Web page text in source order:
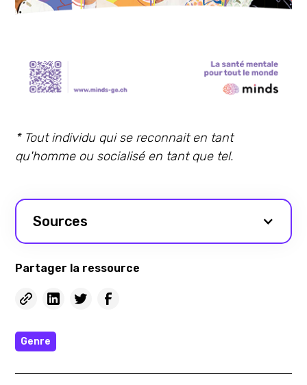
* Tout individu qui se reconnait en tant
qu'homme ou socialisé en tant que tel.
Sources
Partager la ressource
Genre